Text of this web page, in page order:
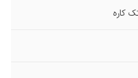
کاره